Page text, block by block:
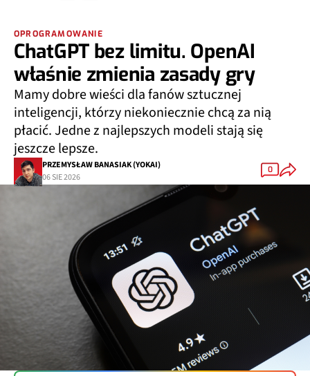
OPROGRAMOWANIE
ChatGPT bez limitu. OpenAI
właśnie zmienia zasady gry
Mamy dobre wieści dla fanów sztucznej
inteligencji, którzy niekoniecznie chcą za nią
płacić. Jedne z najlepszych modeli stają się
jeszcze lepsze.
PRZEMYSŁAW BANASIAK (YOKAI)
06 SIE 2026
0